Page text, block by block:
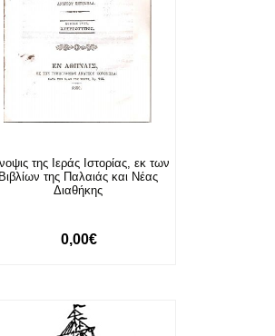
της Ιεράς Ιστορίας, εκ των
Βιβλίων της Παλαιάς και Νέας
Διαθήκης
0,00€